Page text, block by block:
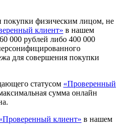
покупки физическим лицом, не
клиент» в нашем
000 рублей либо 400 000
для совершения покупки
статусом «Проверенный
сумма онлайн
клиент» в нашем